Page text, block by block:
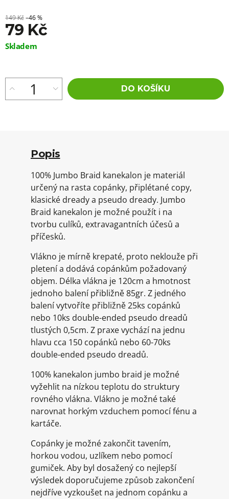
149 Kč–46 %
79 Kč
Měrná
Skladem
DO KOŠÍKU
Popis
100% Jumbo Braid kanekalon je materiál
určený na rasta copánky, připlétané copy,
klasické dready a pseudo dready. Jumbo
Braid kanekalon je možné použít i na
tvorbu culíků, extravagantních účesů a
příčesků.
Vlákno je mírně krepaté, proto neklouže při
pletení a dodává copánkům požadovaný
objem. Délka vlákna je 120cm a hmotnost
jednoho balení přibližně 85gr. Z jedného
balení vytvoříte přibližně 25ks copánků
nebo 10ks double-ended pseudo dreadů
tlustých 0,5cm. Z praxe vychází na jednu
hlavu cca 150 copánků nebo 60-70ks
double-ended pseudo dreadů.
100% kanekalon jumbo braid je možné
vyžehlit na nízkou teplotu do struktury
rovného vlákna. Vlákno je možné také
narovnat horkým vzduchem pomocí fénu a
kartáče.
Copánky je možné zakončit tavením,
horkou vodou, uzlíkem nebo pomocí
gumiček. Aby byl dosažený co nejlepší
výsledek doporučujeme způsob zakončení
nejdříve vyzkoušet na jednom copánku a